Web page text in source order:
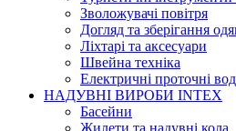
Зволожувачі повітря
Догляд та зберігання
Ліхтарі та аксесуари
Швейна техніка
Електричні проточні
НАДУВНІ ВИРОБИ INTEX
Басейни
Жилети та надувні кола